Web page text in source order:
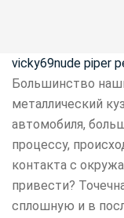
vicky69nude piper
Большинство
металлический
автомобиля,
процессу,
контакта с
привести?
сплошную и в